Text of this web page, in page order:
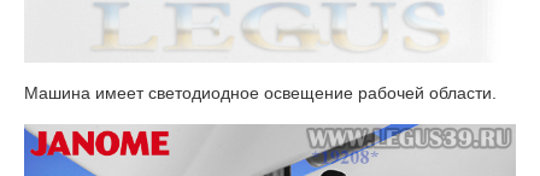
Машина имеет светодиодное освещение рабочей области.